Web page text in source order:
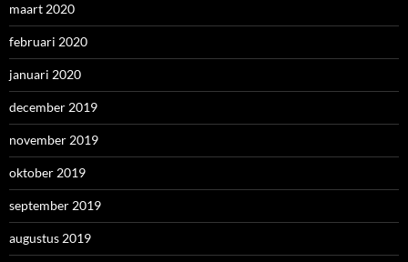
maart 2020
februari 2020
januari 2020
december 2019
november 2019
oktober 2019
september 2019
augustus 2019